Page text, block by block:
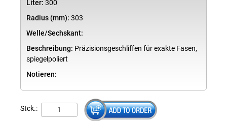
Liter: 300
Radius (mm): 303
Welle/Sechskant:
Beschreibung: Präzisionsgeschliffen für exakte Fasen,
spiegelpoliert
Notieren:
Stck.: